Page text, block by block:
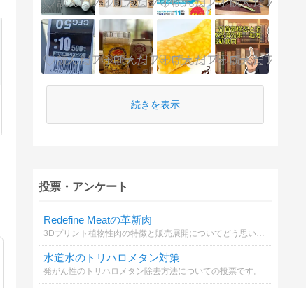
続きを表示
投票・アンケート
Redefine Meatの革新肉
3Dプリント植物性肉の特徴と販売展開についてどう思いますか？
水道水のトリハロメタン対策
発がん性のトリハロメタン除去方法についての投票です。